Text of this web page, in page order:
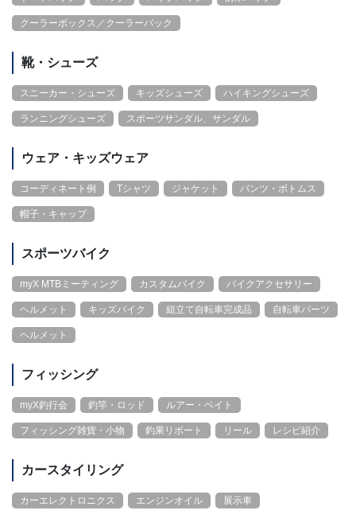
クーラーボックス／クーラーバック
靴・シューズ
スニーカー・シューズ キッズシューズ ハイキングシューズ
ランニングシューズ スポーツサンダル、サンダル
ウェア・キッズウェア
コーディネート例 Tシャツ ジャケット パンツ・ボトムス
帽子・キャップ
スポーツバイク
myX MTBミーティング カスタムバイク バイクアクセサリー
ヘルメット キッズバイク 組立て自転車完成品 自転車パーツ
ヘルメット
フィッシング
myX釣行会 釣竿・ロッド ルアー・ベイト
フィッシング雑貨・小物 釣果リポート リール レシピ紹介
カースタイリング
カーエレクトロニクス エンジンオイル 展示車